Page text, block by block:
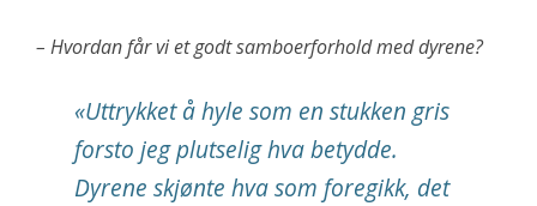
– Hvordan får vi et godt samboerforhold med dyrene?
«Uttrykket å hyle som en stukken gris
forsto jeg plutselig hva betydde.
Dyrene skjønte hva som foregikk, det